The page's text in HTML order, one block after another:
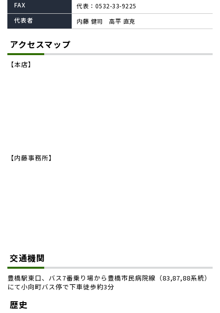
FAX
代表：0532-33-9225
代表者
内藤 健司 高平 直克
アクセスマップ
【本店】
【内藤事務所】
交通機関
豊橋駅東口、バス7番乗り場から豊橋市民病院線（83,87,88系統）
にて小向町バス停で下車徒歩約3分
歴史